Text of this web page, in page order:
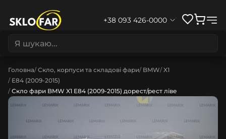
+38 093 426-0000
Головна Скло, корпуси та складові фари BMW X1
E84 (2009-2015)
Скло фари BMW X1 E84 (2009-2015) дорест/рест ліве